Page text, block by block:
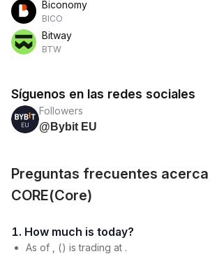
Biconomy
BICO
Bitway
BTW
Síguenos en las redes sociales
Followers
@Bybit EU
Preguntas frecuentes
CORE(Core)
1. How much is today?
As of , () is trading at .